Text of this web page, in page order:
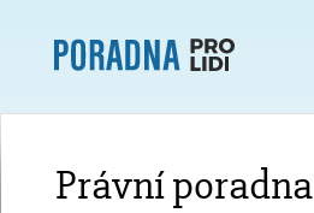
Právní poradna